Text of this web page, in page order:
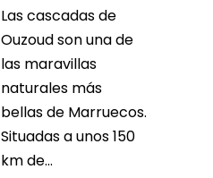
Las cascadas de
Ouzoud son una de
las maravillas
naturales más
bellas de Marruecos.
Situadas a unos 150
km de...